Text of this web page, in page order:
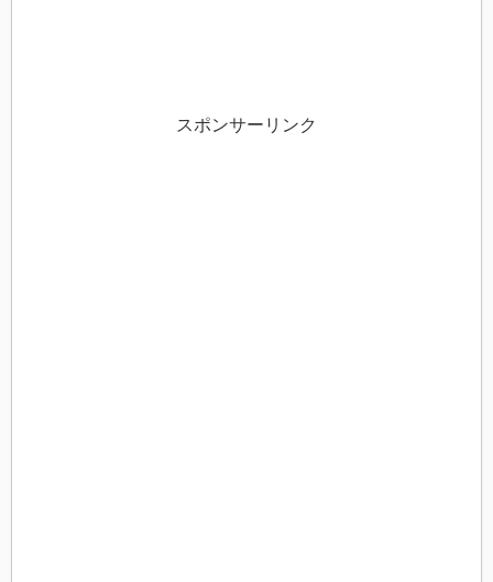
スポンサーリンク